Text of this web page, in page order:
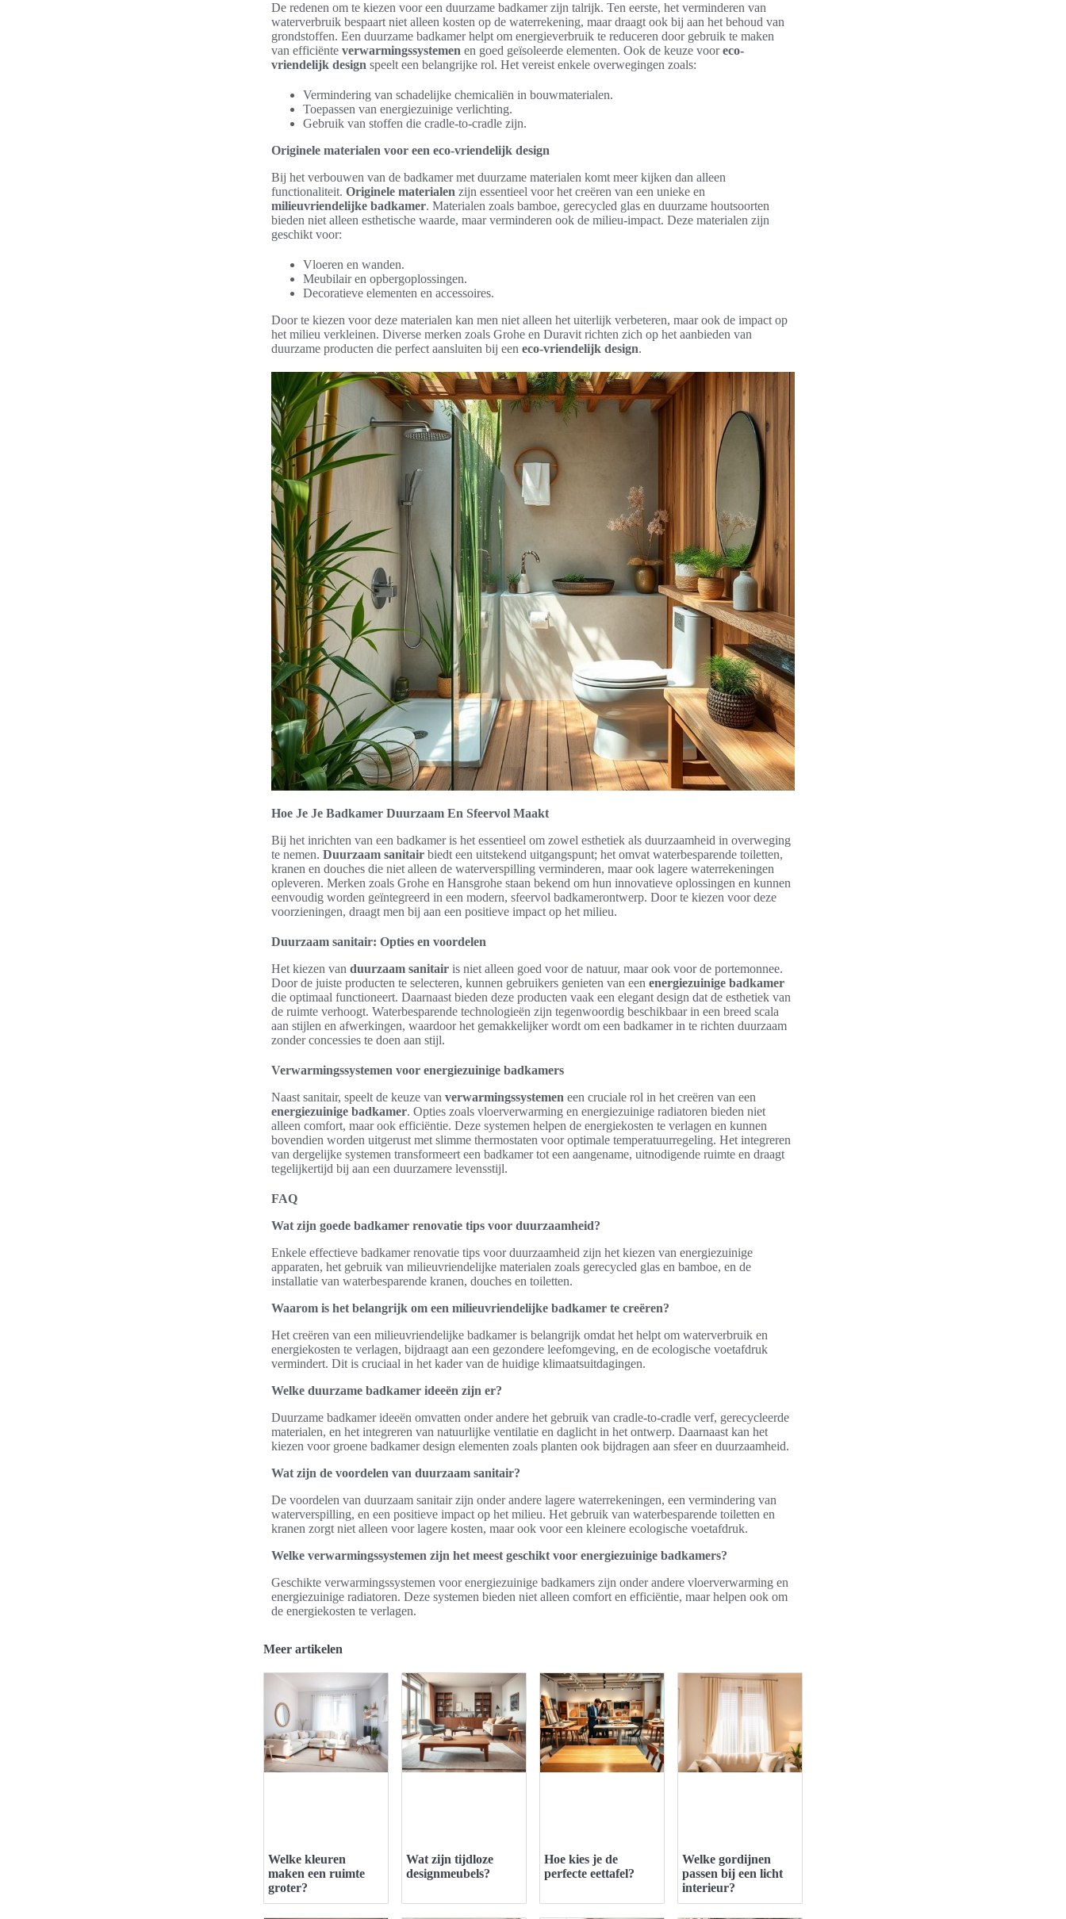
De redenen om te kiezen voor een duurzame badkamer zijn talrijk. Ten eerste, het verminderen van
waterverbruik bespaart niet alleen kosten op de waterrekening, maar draagt ook bij aan het behoud van
grondstoffen. Een duurzame badkamer helpt om energieverbruik te reduceren door gebruik te maken
van efficiënte verwarmingssystemen en goed geïsoleerde elementen. Ook de keuze vooreco-
vriendelijk design speelt een belangrijke rol. Het vereist enkele overwegingen zoals:
Vermindering van schadelijke chemicaliën in bouwmaterialen.
Toepassen van energiezuinige verlichting.
Gebruik van stoffen die cradle-to-cradle zijn.
Originele materialen voor een eco-vriendelijk design
Bij het verbouwen van de badkamer met duurzame materialen komt meer kijken dan alleen
functionaliteit. Originele materialen zijn essentieel voor het creëren van een unieke en
milieuvriendelijke badkamer. Materialen zoals bamboe, gerecycled glas en duurzame houtsoorten
bieden niet alleen esthetische waarde, maar verminderen ook de milieu-impact. Deze materialen zijn
geschikt voor:
Vloeren en wanden.
Meubilair en opbergoplossingen.
Decoratieve elementen en accessoires.
Door te kiezen voor deze materialen kan men niet alleen het uiterlijk verbeteren, maar ook de impact op
het milieu verkleinen. Diverse merken zoals Grohe en Duravit richten zich op het aanbieden van
duurzame producten die perfect aansluiten bij een eco-vriendelijk design.
Hoe Je Je Badkamer Duurzaam En Sfeervol Maakt
Bij het inrichten van een badkamer is het essentieel om zowel esthetiek als duurzaamheid in overweging
te nemen. Duurzaam sanitair biedt een uitstekend uitgangspunt; het omvat waterbesparende toiletten,
kranen en douches die niet alleen de waterverspilling verminderen, maar ook lagere waterrekeningen
opleveren. Merken zoals Grohe en Hansgrohe staan bekend om hun innovatieve oplossingen en kunnen
eenvoudig worden geïntegreerd in een modern, sfeervol badkamerontwerp. Door te kiezen voor deze
voorzieningen, draagt men bij aan een positieve impact op het milieu.
Duurzaam sanitair: Opties en voordelen
Het kiezen van duurzaam sanitair is niet alleen goed voor de natuur, maar ook voor de portemonnee.
Door de juiste producten te selecteren, kunnen gebruikers genieten van een energiezuinige badkamer
die optimaal functioneert. Daarnaast bieden deze producten vaak een elegant design dat de esthetiek van
de ruimte verhoogt. Waterbesparende technologieën zijn tegenwoordig beschikbaar in een breed scala
aan stijlen en afwerkingen, waardoor het gemakkelijker wordt om een badkamer in te richten duurzaam
zonder concessies te doen aan stijl.
Verwarmingssystemen voor energiezuinige badkamers
Naast sanitair, speelt de keuze van verwarmingssystemen een cruciale rol in het creëren van een
energiezuinige badkamer. Opties zoals vloerverwarming en energiezuinige radiatoren bieden niet
alleen comfort, maar ook efficiëntie. Deze systemen helpen de energiekosten te verlagen en kunnen
bovendien worden uitgerust met slimme thermostaten voor optimale temperatuurregeling. Het integreren
van dergelijke systemen transformeert een badkamer tot een aangename, uitnodigende ruimte en draagt
tegelijkertijd bij aan een duurzamere levensstijl.
FAQ
Wat zijn goede badkamer renovatie tips voor duurzaamheid?
Enkele effectieve badkamer renovatie tips voor duurzaamheid zijn het kiezen van energiezuinige
apparaten, het gebruik van milieuvriendelijke materialen zoals gerecycled glas en bamboe, en de
installatie van waterbesparende kranen, douches en toiletten.
Waarom is het belangrijk om een milieuvriendelijke badkamer te creëren?
Het creëren van een milieuvriendelijke badkamer is belangrijk omdat het helpt om waterverbruik en
energiekosten te verlagen, bijdraagt aan een gezondere leefomgeving, en de ecologische voetafdruk
vermindert. Dit is cruciaal in het kader van de huidige klimaatsuitdagingen.
Welke duurzame badkamer ideeën zijn er?
Duurzame badkamer ideeën omvatten onder andere het gebruik van cradle-to-cradle verf, gerecycleerde
materialen, en het integreren van natuurlijke ventilatie en daglicht in het ontwerp. Daarnaast kan het
kiezen voor groene badkamer design elementen zoals planten ook bijdragen aan sfeer en duurzaamheid.
Wat zijn de voordelen van duurzaam sanitair?
De voordelen van duurzaam sanitair zijn onder andere lagere waterrekeningen, een vermindering van
waterverspilling, en een positieve impact op het milieu. Het gebruik van waterbesparende toiletten en
kranen zorgt niet alleen voor lagere kosten, maar ook voor een kleinere ecologische voetafdruk.
Welke verwarmingssystemen zijn het meest geschikt voor energiezuinige badkamers?
Geschikte verwarmingssystemen voor energiezuinige badkamers zijn onder andere vloerverwarming en
energiezuinige radiatoren. Deze systemen bieden niet alleen comfort en efficiëntie, maar helpen ook om
de energiekosten te verlagen.
Meer artikelen
Welke kleuren
maken een ruimte
groter?
Wat zijn tijdloze
designmeubels?
Hoe kies je de
perfecte eettafel?
Welke gordijnen
passen bij een licht
interieur?